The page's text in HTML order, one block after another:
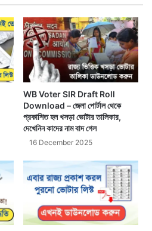
WB Voter SIR Draft Roll
Download – জেলা পোর্টাল থেকে
প্রকাশিত হল খসড়া ভোটার তালিকার,
দেখেনিন কাদের নাম বাদ গেল
16 December 2025